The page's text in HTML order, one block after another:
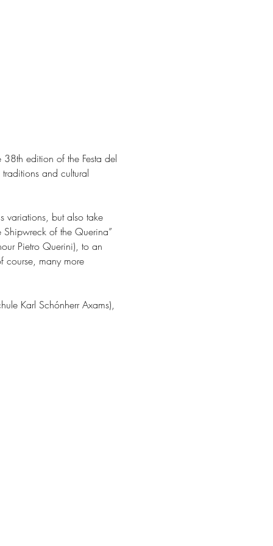
edition of the Festa del
and cultural
variations, but also take
of the Querina”
Pietro Querini), to an
course, many more
Karl Schónherr Axams),